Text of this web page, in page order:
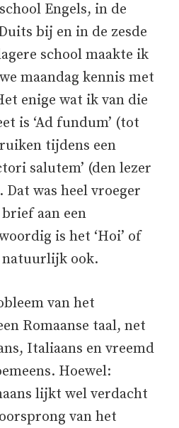
Engels, in de
bij en in de zesde
school maakte ik
maandag kennis met
enige wat ik van die
is ‘Ad fundum’ (tot
tijdens een
salutem’ (den lezer
was heel vroeger
aan een
is het ‘Hoi’ of
natuurlijk ook.
van het
Romaanse taal, net
Italiaans en vreemd
Hoewel:
lijkt wel verdacht
van het